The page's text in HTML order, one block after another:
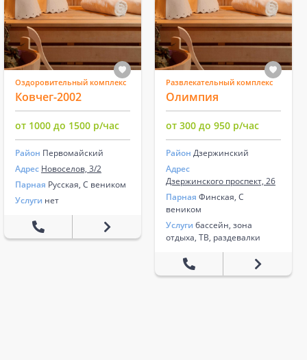
Оздоровительный комплекс
Ковчег-2002
от 1000 до 1500 р/час
Район Первомайский
Адрес Новоселов, 3/2
Парная Русская, С веником
Услуги нет
Развлекательный комплекс
Олимпия
от 300 до 950 р/час
Район Дзержинский
Адрес
Дзержинского проспект, 26
Парная Финская, С
веником
Услуги бассейн, зона
отдыха, ТВ, раздевалки